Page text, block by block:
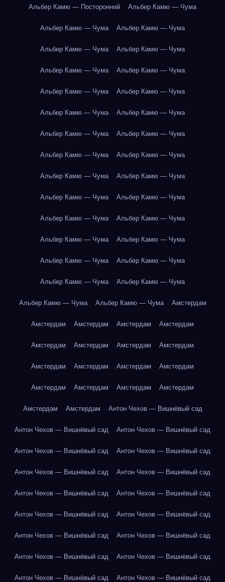
Альбер Камю — Посторонний Альбер Камю — Чума
Альбер Камю — Чума Альбер Камю — Чума
Альбер Камю — Чума Альбер Камю — Чума
Альбер Камю — Чума Альбер Камю — Чума
Альбер Камю — Чума Альбер Камю — Чума
Альбер Камю — Чума Альбер Камю — Чума
Альбер Камю — Чума Альбер Камю — Чума
Альбер Камю — Чума Альбер Камю — Чума
Альбер Камю — Чума Альбер Камю — Чума
Альбер Камю — Чума Альбер Камю — Чума
Альбер Камю — Чума Альбер Камю — Чума
Альбер Камю — Чума Альбер Камю — Чума
Альбер Камю — Чума Альбер Камю — Чума
Альбер Камю — Чума Альбер Камю — Чума
Альбер Камю — Чума Альбер Камю — Чума Амстердам
Амстердам Амстердам Амстердам Амстердам
Амстердам Амстердам Амстердам Амстердам
Амстердам Амстердам Амстердам Амстердам
Амстердам Амстердам Амстердам Амстердам
Амстердам Амстердам Антон Чехов — Вишнёвый сад
Антон Чехов — Вишнёвый сад Антон Чехов — Вишнёвый сад
Антон Чехов — Вишнёвый сад Антон Чехов — Вишнёвый сад
Антон Чехов — Вишнёвый сад Антон Чехов — Вишнёвый сад
Антон Чехов — Вишнёвый сад Антон Чехов — Вишнёвый сад
Антон Чехов — Вишнёвый сад Антон Чехов — Вишнёвый сад
Антон Чехов — Вишнёвый сад Антон Чехов — Вишнёвый сад
Антон Чехов — Вишнёвый сад Антон Чехов — Вишнёвый сад
Антон Чехов — Вишнёвый сад Антон Чехов — Вишнёвый сад